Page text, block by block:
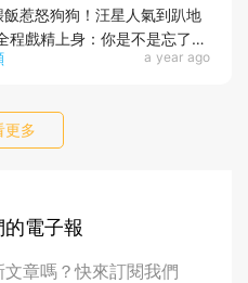
a year ago
飯惹怒狗狗！汪星人氣到趴地
程戲精上身：你是不是忘了什
更多
電子報
章嗎？快來訂閱我們